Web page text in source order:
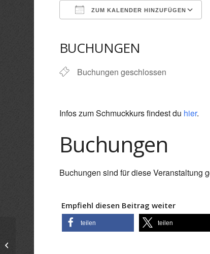
ZUM KALENDER HINZUFÜGEN
BUCHUNGEN
Buchungen geschlossen
Infos zum Schmuckkurs findest du hier.
Buchungen
Buchungen sind für diese Veranstaltung
Empfiehl diesen Beitrag weiter
teilen teilen